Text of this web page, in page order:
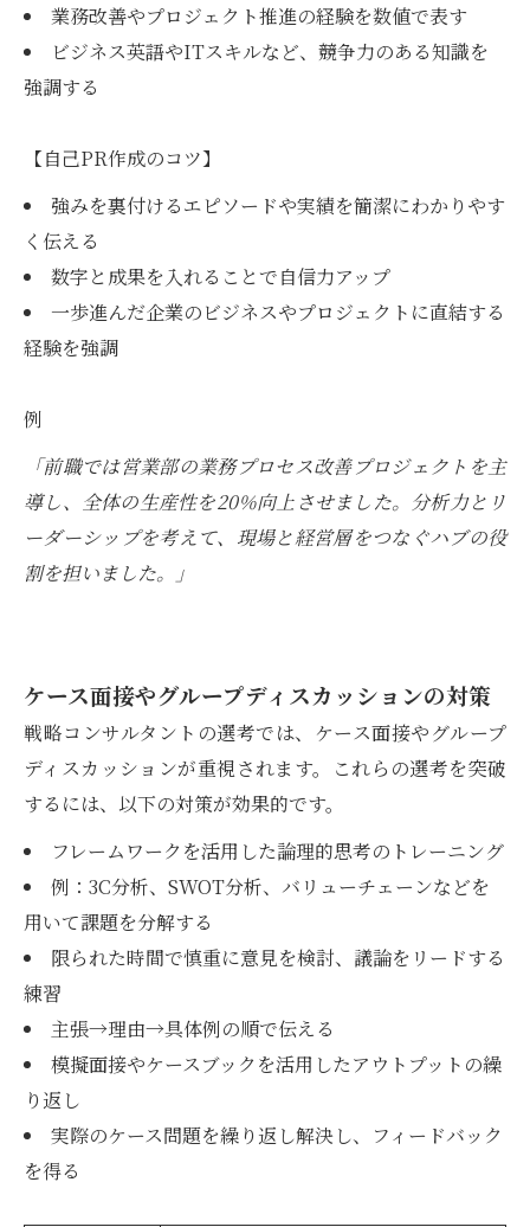
業務改善やプロジェクト推進の経験を数値で表す
ビジネス英語やITスキルなど、競争力のある知識を
強調する
【自己PR作成のコツ】
強みを裏付けるエピソードや実績を簡潔にわかりやす
く伝える
数字と成果を入れることで自信力アップ
一歩進んだ企業のビジネスやプロジェクトに直結する
経験を強調
例
「前職では営業部の業務プロセス改善プロジェクトを主
導し、全体の生産性を20％向上させました。分析力とリ
ーダーシップを考えて、現場と経営層をつなぐハブの役
割を担いました。」
ケース面接やグループディスカッションの対策
戦略コンサルタントの選考では、ケース面接やグループ
ディスカッションが重視されます。これらの選考を突破
するには、以下の対策が効果的です。
フレームワークを活用した論理的思考のトレーニング
例：3C分析、SWOT分析、バリューチェーンなどを
用いて課題を分解する
限られた時間で慎重に意見を検討、議論をリードする
練習
主張→理由→具体例の順で伝える
模擬面接やケースブックを活用したアウトプットの繰
り返し
実際のケース問題を繰り返し解決し、フィードバック
を得る